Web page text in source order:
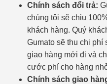
Chính sách đổi trả:
chúng tôi sẽ chịu
khách hàng. Quý
Gumato sẽ thu chi phí
giao hàng mới đi và
cước phí cho hàng
Chính sách giao